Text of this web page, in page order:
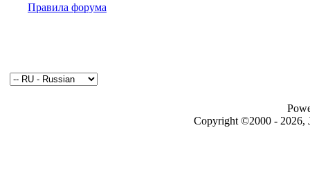
Правила форума
Copyright ©2000 - 2026,